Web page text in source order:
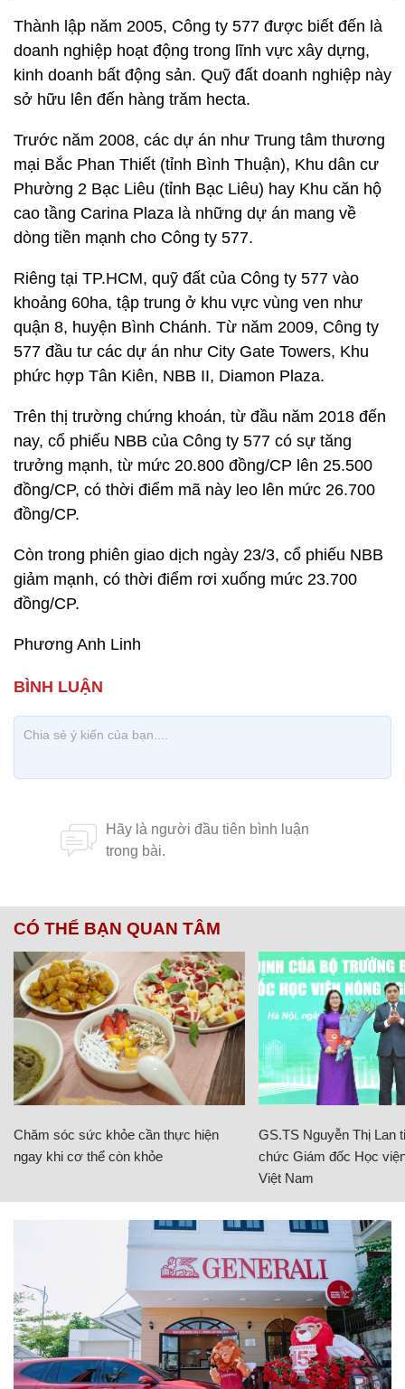
Thành lập năm 2005, Công ty 577 được biết đến là
doanh nghiệp hoạt động trong lĩnh vực xây dựng,
kinh doanh bất động sản. Quỹ đất doanh nghiệp này
sở hữu lên đến hàng trăm hecta.
Trước năm 2008, các dự án như Trung tâm thương
mại Bắc Phan Thiết (tỉnh Bình Thuận), Khu dân cư
Phường 2 Bạc Liêu (tỉnh Bạc Liêu) hay Khu căn hộ
cao tầng Carina Plaza là những dự án mang về
dòng tiền mạnh cho Công ty 577.
Riêng tại TP.HCM, quỹ đất của Công ty 577 vào
khoảng 60ha, tập trung ở khu vực vùng ven như
quận 8, huyện Bình Chánh. Từ năm 2009, Công ty
577 đầu tư các dự án như City Gate Towers, Khu
phức hợp Tân Kiên, NBB II, Diamon Plaza.
Trên thị trường chứng khoán, từ đầu năm 2018 đến
nay, cổ phiếu NBB của Công ty 577 có sự tăng
trưởng mạnh, từ mức 20.800 đồng/CP lên 25.500
đồng/CP, có thời điểm mã này leo lên mức 26.700
đồng/CP.
Còn trong phiên giao dịch ngày 23/3, cổ phiếu NBB
giảm mạnh, có thời điểm rơi xuống mức 23.700
đồng/CP.
Phương Anh Linh
CÓ THỂ BẠN QUAN TÂM
Chăm sóc sức khỏe cần thực hiện
ngay khi cơ thể còn khỏe
GS.TS Nguyễn Thị Lan
chức Giám đốc Học
Việt Nam